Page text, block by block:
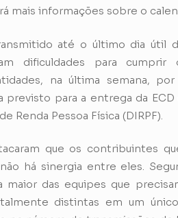
mais informações sobre o
até o último dia útil
dificuldades para
na última semana,
para a entrega da
Renda Pessoa Física (DIRPF).
que os contribuintes
há sinergia entre eles.
maior das equipes que
distintas em um único